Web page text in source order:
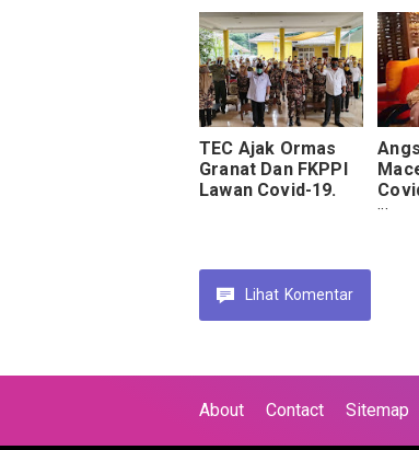
TEC Ajak Ormas
Granat Dan FKPPI
Lawan Covid-19.
IDR
Lihat Komentar
About Contact Sitemap